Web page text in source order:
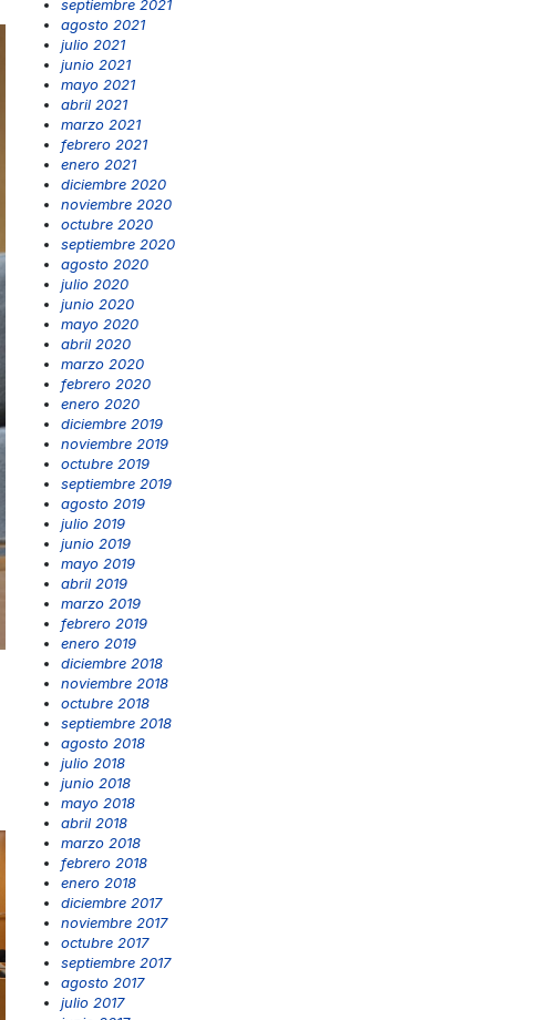
septiembre 2021
agosto 2021
julio 2021
junio 2021
mayo 2021
abril 2021
marzo 2021
febrero 2021
enero 2021
diciembre 2020
noviembre 2020
octubre 2020
septiembre 2020
agosto 2020
julio 2020
junio 2020
mayo 2020
abril 2020
marzo 2020
febrero 2020
enero 2020
diciembre 2019
noviembre 2019
octubre 2019
septiembre 2019
agosto 2019
julio 2019
junio 2019
mayo 2019
abril 2019
marzo 2019
febrero 2019
enero 2019
diciembre 2018
noviembre 2018
octubre 2018
septiembre 2018
agosto 2018
julio 2018
junio 2018
mayo 2018
abril 2018
marzo 2018
febrero 2018
enero 2018
diciembre 2017
noviembre 2017
octubre 2017
septiembre 2017
agosto 2017
julio 2017